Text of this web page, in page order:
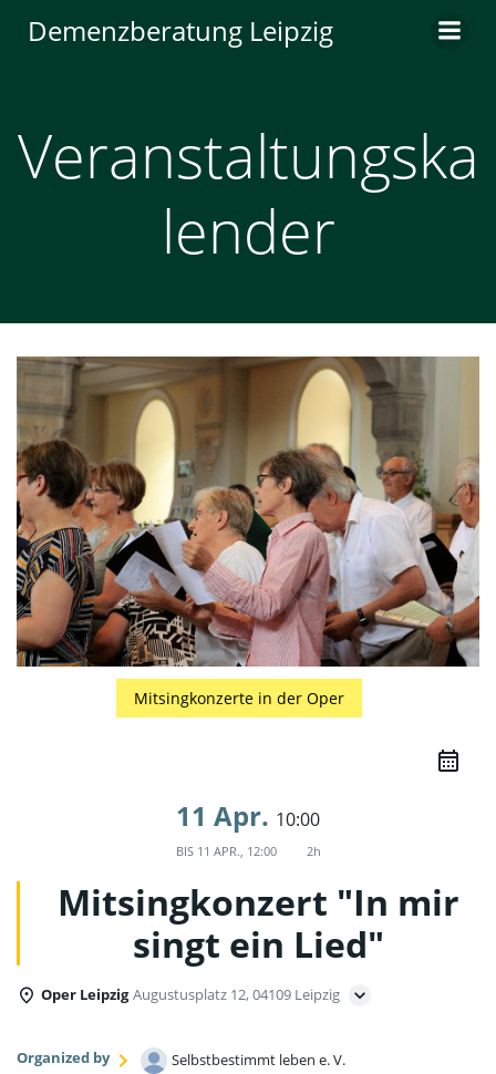
Inhalt
Demenzberatung Leipzig
Veranstaltungska
lender
Mitsingkonzerte in der Oper
11 Apr. 10:00
BIS 11 APR., 12:00 2h
Mitsingkonzert "In mir
singt ein Lied"
Oper Leipzig Augustusplatz 12, 04109 Leipzig
Organized by Selbstbestimmt leben e. V.